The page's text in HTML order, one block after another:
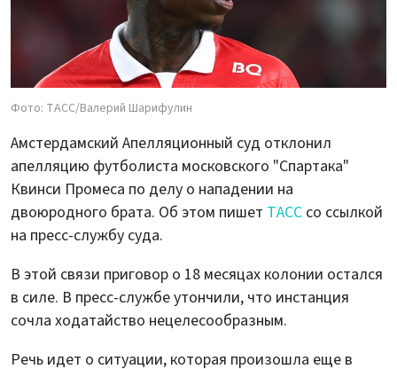
Фото: ТАСС/Валерий Шарифулин
Амстердамский Апелляционный суд отклонил
апелляцию футболиста московского "Спартака"
Квинси Промеса по делу о нападении на
двоюродного брата. Об этом пишет ТАСС со ссылкой
на пресс-службу суда.
В этой связи приговор о 18 месяцах колонии остался
в силе. В пресс-службе утончили, что инстанция
сочла ходатайство нецелесообразным.
Речь идет о ситуации, которая произошла еще в